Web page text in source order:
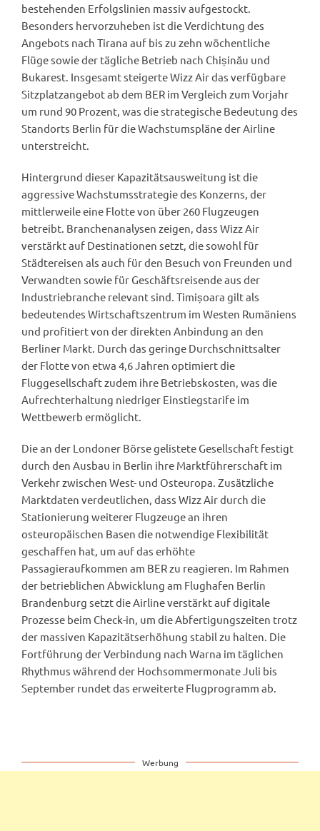
bestehenden Erfolgslinien massiv aufgestockt.
Besonders hervorzuheben ist die Verdichtung des
Angebots nach Tirana auf bis zu zehn wöchentliche
Flüge sowie der tägliche Betrieb nach Chișinău und
Bukarest. Insgesamt steigerte Wizz Air das verfügbare
Sitzplatzangebot ab dem BER im Vergleich zum Vorjahr
um rund 90 Prozent, was die strategische Bedeutung des
Standorts Berlin für die Wachstumspläne der Airline
unterstreicht.
Hintergrund dieser Kapazitätsausweitung ist die
aggressive Wachstumsstrategie des Konzerns, der
mittlerweile eine Flotte von über 260 Flugzeugen
betreibt. Branchenanalysen zeigen, dass Wizz Air
verstärkt auf Destinationen setzt, die sowohl für
Städtereisen als auch für den Besuch von Freunden und
Verwandten sowie für Geschäftsreisende aus der
Industriebranche relevant sind. Timișoara gilt als
bedeutendes Wirtschaftszentrum im Westen Rumäniens
und profitiert von der direkten Anbindung an den
Berliner Markt. Durch das geringe Durchschnittsalter
der Flotte von etwa 4,6 Jahren optimiert die
Fluggesellschaft zudem ihre Betriebskosten, was die
Aufrechterhaltung niedriger Einstiegstarife im
Wettbewerb ermöglicht.
Die an der Londoner Börse gelistete Gesellschaft festigt
durch den Ausbau in Berlin ihre Marktführerschaft im
Verkehr zwischen West- und Osteuropa. Zusätzliche
Marktdaten verdeutlichen, dass Wizz Air durch die
Stationierung weiterer Flugzeuge an ihren
osteuropäischen Basen die notwendige Flexibilität
geschaffen hat, um auf das erhöhte
Passagieraufkommen am BER zu reagieren. Im Rahmen
der betrieblichen Abwicklung am Flughafen Berlin
Brandenburg setzt die Airline verstärkt auf digitale
Prozesse beim Check-in, um die Abfertigungszeiten trotz
der massiven Kapazitätserhöhung stabil zu halten. Die
Fortführung der Verbindung nach Warna im täglichen
Rhythmus während der Hochsommermonate Juli bis
September rundet das erweiterte Flugprogramm ab.
Werbung